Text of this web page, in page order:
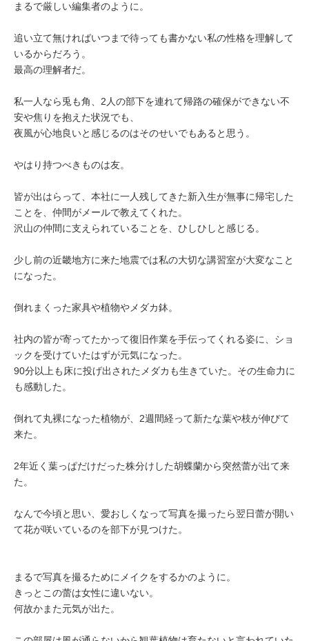
まるで厳しい編集者のように。
追い立て無ければいつまで待っても書かない私の性格を理解して
いるからだろう。
最高の理解者だ。
私一人なら兎も角、2人の部下を連れて帰路の確保ができない不
安や焦りを抱えた状況でも、
夜風が心地良いと感じるのはそのせいでもあると思う。
やはり持つべきものは友。
皆が出はらって、本社に一人残してきた新入生が無事に帰宅した
ことを、仲間がメールで教えてくれた。
沢山の仲間に支えられていることを、ひしひしと感じる。
少し前の近畿地方に来た地震では私の大切な講習室が大変なこと
になった。
倒れまくった家具や植物やメダカ鉢。
社内の皆が寄ってたかって復旧作業を手伝ってくれる姿に、ショ
ックを受けていたはずが元気になった。
90分以上も床に投げ出されたメダカも生きていた。その生命力に
も感動した。
倒れて丸裸になった植物が、2週間経って新たな葉や枝が伸びて
来た。
2年近く葉っぱだけだった株分けした胡蝶蘭から突然蕾が出て来
た。
なんで今頃と思い、愛おしくなって写真を撮ったら翌日蕾が開い
て花が咲いているのを部下が見つけた。
まるで写真を撮るためにメイクをするかのように。
きっとこの蕾は女性に違いない。
何故かまた元気が出た。